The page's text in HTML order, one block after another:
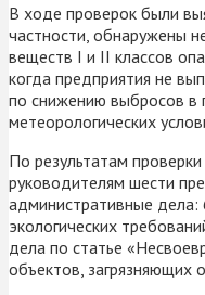
В ходе проверок были
частности, обнаружены
веществ I и II классов
когда предприятия не
по снижению выбросов в
метеорологических
По результатам
руководителям шести
административные
экологических
дела по статье
объектов, загрязняющих